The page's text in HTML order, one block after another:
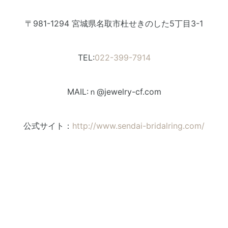
〒981-1294 宮城県名取市杜せきのした5丁目3-1
TEL:022-399-7914
MAIL:ｎ@jewelry-cf.com
公式サイト： http://www.sendai-bridalring.com/